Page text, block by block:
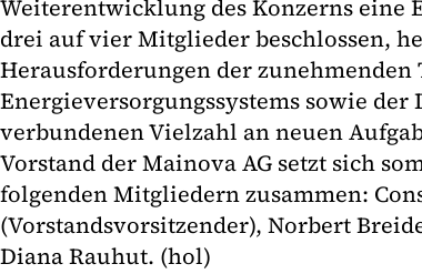
Weiterentwicklung des Konzerns eine
drei auf vier Mitglieder beschlossen,
Herausforderungen der
Energieversorgungssystems sowie
verbundenen Vielzahl an neuen
Vorstand der Mainova AG setzt sich
folgenden Mitgliedern zusammen:
(Vorstandsvorsitzender), Norbert
Diana Rauhut. (hol)